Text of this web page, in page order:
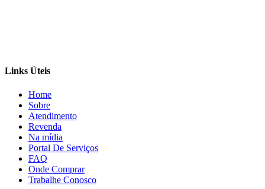
Links Úteis
Home
Sobre
Atendimento
Revenda
Na mídia
Portal De Serviços
FAQ
Onde Comprar
Trabalhe Conosco